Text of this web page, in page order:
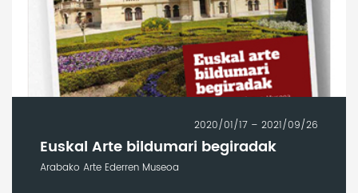
2020/01/17 – 2021/09/26
Euskal Arte bildumari begiradak
Arabako Arte Ederren Museoa